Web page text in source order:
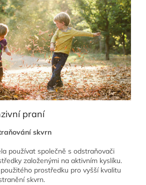
praní
skvrn
používat společně s odstraňovači
založenými na aktivním kyslíku.
prostředku pro vyšší kvalitu
skvrn.